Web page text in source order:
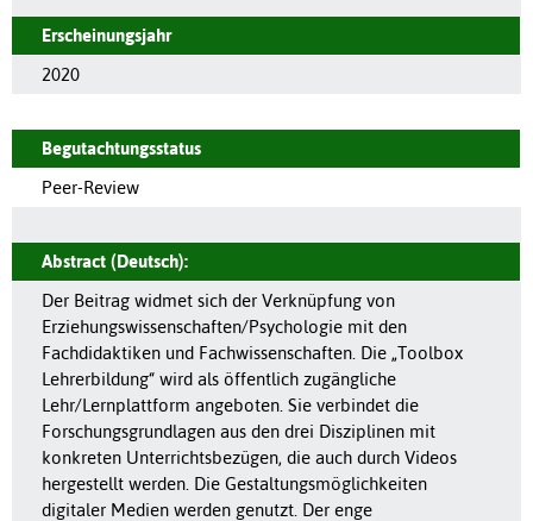
Erscheinungsjahr
2020
Begutachtungsstatus
Peer-Review
Abstract (Deutsch):
Der Beitrag widmet sich der Verknüpfung von
Erziehungswissenschaften/Psychologie mit den
Fachdidaktiken und Fachwissenschaften. Die „Toolbox
Lehrerbildung“ wird als öffentlich zugängliche
Lehr/Lernplattform angeboten. Sie verbindet die
Forschungsgrundlagen aus den drei Disziplinen mit
konkreten Unterrichtsbezügen, die auch durch Videos
hergestellt werden. Die Gestaltungsmöglichkeiten
digitaler Medien werden genutzt. Der enge